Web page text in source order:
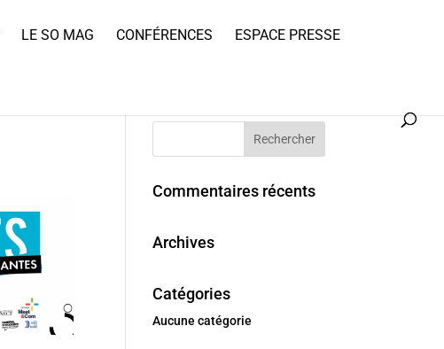
LE SO MAG CONFÉRENCES ESPACE PRESSE
Commentaires récents
Archives
Catégories
Aucune catégorie